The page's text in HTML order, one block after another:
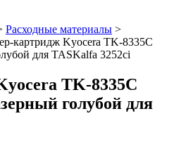
Расходные материалы >
картридж Kyocera TK-8335C
для TASKalfa 3252ci
TK-8335C
голубой для